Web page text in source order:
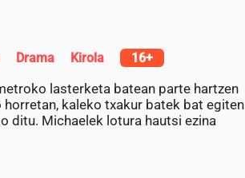
Drama Kirola 16+
lasterketa batean parte hartzen
kaleko txakur batek bat egiten
ditu. Michaelek lotura hautsi ezina